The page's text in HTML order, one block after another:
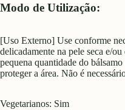
Modo de Utilização:
[Uso Externo] Use conforme
delicadamente na pele seca e/
pequena quantidade do
proteger a área. Não é
Vegetarianos: Sim